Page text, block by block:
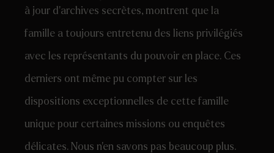
à jour d’archives secrètes, montrent que la
famille a toujours entretenu des liens privilégiés
avec les représentants du pouvoir en place. Ces
derniers ont même pu compter sur les
dispositions exceptionnelles de cette famille
unique pour certaines missions ou enquêtes
délicates. Nous n’en savons pas beaucoup plus.